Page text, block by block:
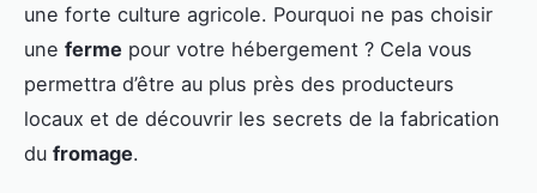
une forte culture agricole. Pourquoi ne pas choisir
une ferme pour votre hébergement ? Cela vous
permettra d’être au plus près des producteurs
locaux et de découvrir les secrets de la fabrication
du fromage.